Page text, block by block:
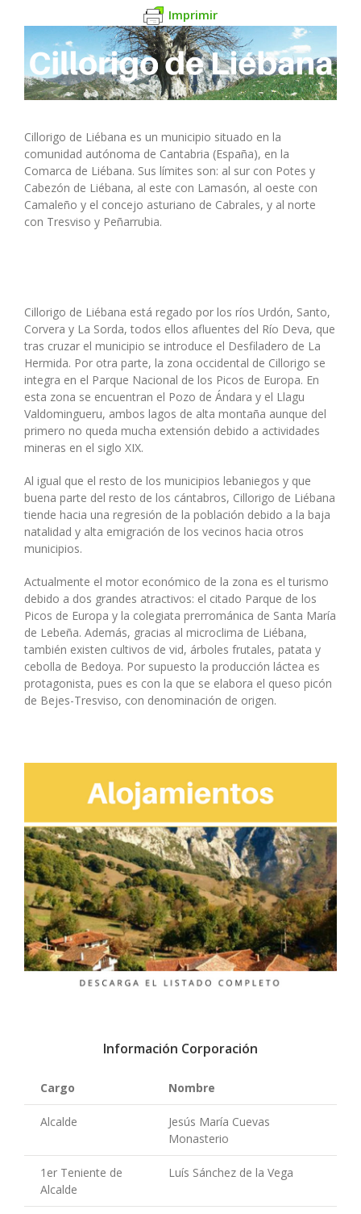
Imprimir
Cillorigo de Liébana es un municipio situado en la
comunidad autónoma de Cantabria (España), en la
Comarca de Liébana. Sus límites son: al sur con Potes y
Cabezón de Liébana, al este con Lamasón, al oeste con
Camaleño y el concejo asturiano de Cabrales, y al norte
con Tresviso y Peñarrubia.
Cillorigo de Liébana está regado por los ríos Urdón, Santo,
Corvera y La Sorda, todos ellos afluentes del Río Deva, que
tras cruzar el municipio se introduce el Desfiladero de La
Hermida. Por otra parte, la zona occidental de Cillorigo se
integra en el Parque Nacional de los Picos de Europa. En
esta zona se encuentran el Pozo de Ándara y el Llagu
Valdomingueru, ambos lagos de alta montaña aunque del
primero no queda mucha extensión debido a actividades
mineras en el siglo XIX.
Al igual que el resto de los municipios lebaniegos y que
buena parte del resto de los cántabros, Cillorigo de Liébana
tiende hacia una regresión de la población debido a la baja
natalidad y alta emigración de los vecinos hacia otros
municipios.
Actualmente el motor económico de la zona es el turismo
debido a dos grandes atractivos: el citado Parque de los
Picos de Europa y la colegiata prerrománica de Santa María
de Lebeña. Además, gracias al microclima de Liébana,
también existen cultivos de vid, árboles frutales, patata y
cebolla de Bedoya. Por supuesto la producción láctea es
protagonista, pues es con la que se elabora el queso picón
de Bejes-Tresviso, con denominación de origen.
Información Corporación
Cargo Nombre
Alcalde
Jesús María Cuevas
Monasterio
1er Teniente de
Alcalde
Luís Sánchez de la Vega